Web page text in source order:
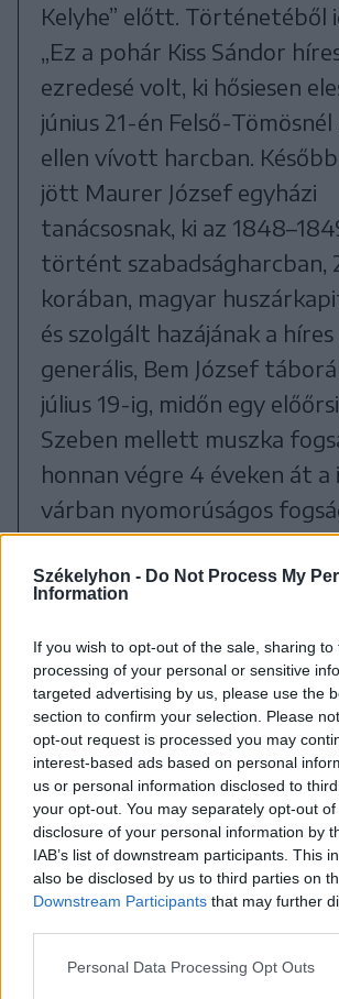
Székelyhon - Do Not Process My
Information
If you wish to opt-out of the sale, sharing
processing of your personal or sensitive
targeted advertising by us, please use the
section to confirm your selection. Please
opt-out request is processed you may
interest-based ads based on personal
us or personal information disclosed to
your opt-out. You may separately opt-out
disclosure of your personal information by
IAB’s list of downstream participants. This
also be disclosed by us to third parties on
Downstream Participants that may further
Personal Data Processing Opt Outs
Kelyhe” előtt. Történetéből
„Ez a pohár Kiss Sándor
ezredesé volt, ki hősiesen
június 21-én Felső-
ellen vívott harcban.
jött Maurer József egyházi
tanácsosnak, ki az
történt szabadságharcban,
korában, magyar
és szolgált hazájának a
generális, Bem József
július 19-ig, midőn egy
Szeben mellett muszka
honnan végre 4 éveken át
várban nyomorúságos
szenvedve, a jó Isten
vezérli.”
Személyes
E sorok írójának legfőbb
a templombelsőt idéző
paddal, az úrvacsorához
asztallal; a Petky család
aranyozott hímzésű terítő.
Dakó György festette
kazettás mennyezetet, de
áldozatot a szószékkorona
létrejöttéért? Ma már az